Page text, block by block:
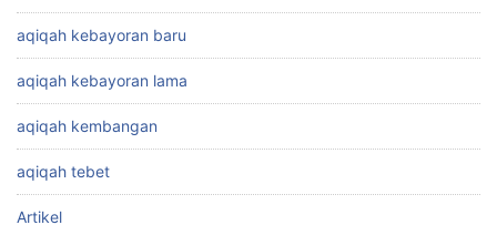
aqiqah kebayoran baru
aqiqah kebayoran lama
aqiqah kembangan
aqiqah tebet
Artikel